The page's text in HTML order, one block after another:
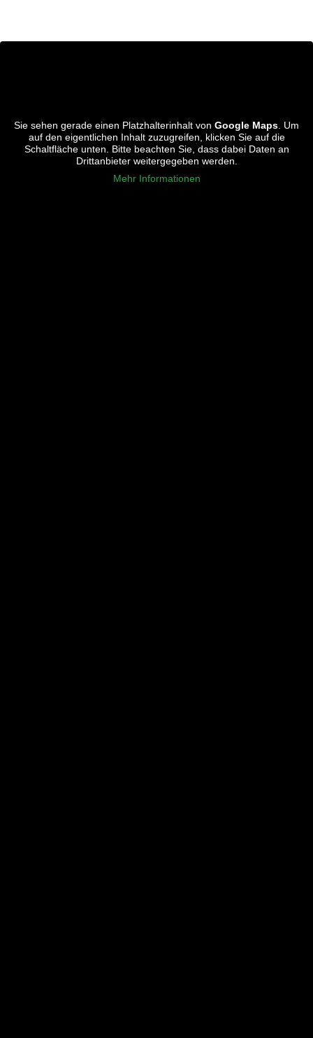
Sie sehen gerade einen Platzhalterinhalt von Google Maps. Um
auf den eigentlichen Inhalt zuzugreifen, klicken Sie auf die
Schaltfläche unten. Bitte beachten Sie, dass dabei Daten an
Drittanbieter weitergegeben werden.
Mehr Informationen